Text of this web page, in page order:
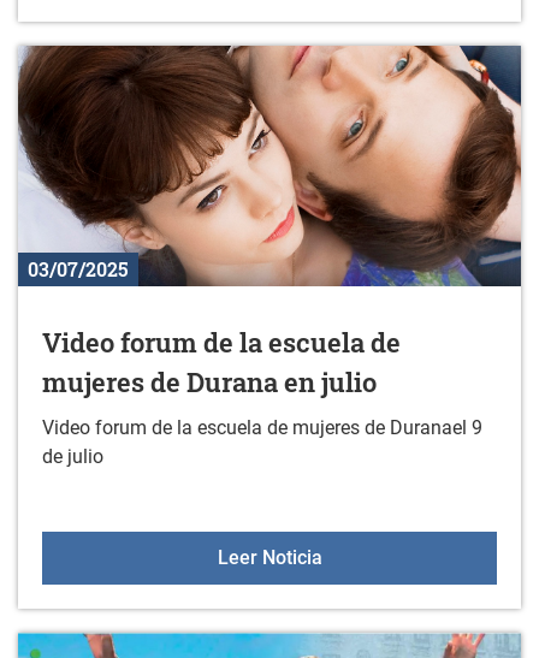
03/07/2025
Video forum de la escuela de
mujeres de Durana en julio
Video forum de la escuela de mujeres de Duranael 9
de julio
Leer NoticiaVideo forum de la